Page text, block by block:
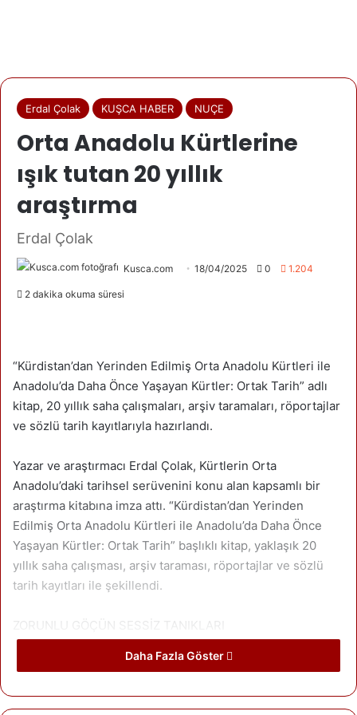
Erdal Çolak KUŞCA HABER NUÇE
Orta Anadolu Kürtlerine
ışık tutan 20 yıllık
araştırma
Erdal Çolak
Kusca.com 18/04/2025 0 1.204
2 dakika okuma süresi
“Kürdistan’dan Yerinden Edilmiş Orta Anadolu Kürtleri ile
Anadolu’da Daha Önce Yaşayan Kürtler: Ortak Tarih” adlı
kitap, 20 yıllık saha çalışmaları, arşiv taramaları, röportajlar
ve sözlü tarih kayıtlarıyla hazırlandı.
Yazar ve araştırmacı Erdal Çolak, Kürtlerin Orta
Anadolu’daki tarihsel serüvenini konu alan kapsamlı bir
araştırma kitabına imza attı. “Kürdistan’dan Yerinden
Edilmiş Orta Anadolu Kürtleri ile Anadolu’da Daha Önce
Yaşayan Kürtler: Ortak Tarih” başlıklı kitap, yaklaşık 20
yıllık saha çalışması, arşiv taraması, röportajlar ve sözlü
tarih kayıtları ile şekillendi.
ZORUNLU GÖÇÜN SESSİZ TANIKLARI
Kitap, Osmanlı döneminden başlayarak Orta Anadolu’ya
göçlerin yarattığı sosyokültürel dönüşümleri detaylı bir
Daha Fazla Göster